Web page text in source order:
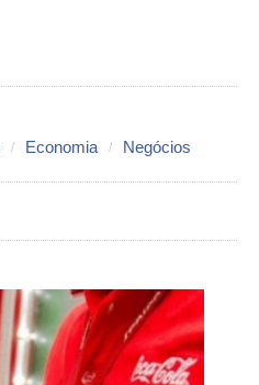
Economia Negócios